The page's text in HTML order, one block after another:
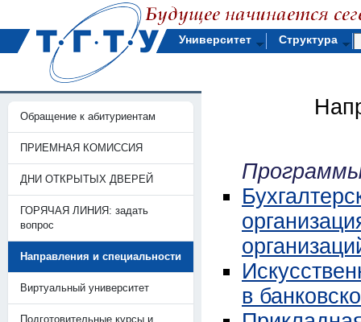
Университет Структура
Обращение к абитуриентам
ПРИЕМНАЯ КОМИССИЯ
ДНИ ОТКРЫТЫХ ДВЕРЕЙ
ГОРЯЧАЯ ЛИНИЯ: задать
вопрос
Направления и специальности
Виртуальный университет
Подготовительные курсы и
в